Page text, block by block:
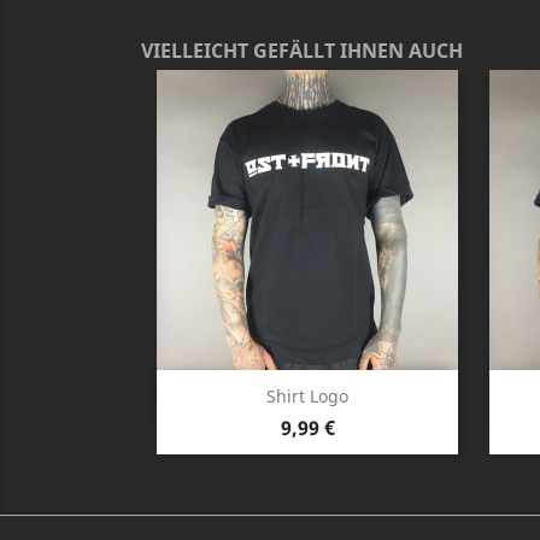
VIELLEICHT GEFÄLLT IHNEN AUCH
Shirt Logo
Preis
9,99 €
Vorschau